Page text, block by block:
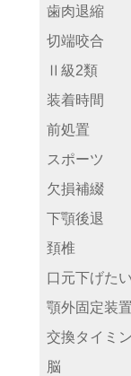
歯肉退縮
切端咬合
Ⅱ級2類
装着時間
前処置
スポーツ
欠損補綴
下顎後退
頚椎
口元下げたい
顎外固定装置
交換タイミ
脳